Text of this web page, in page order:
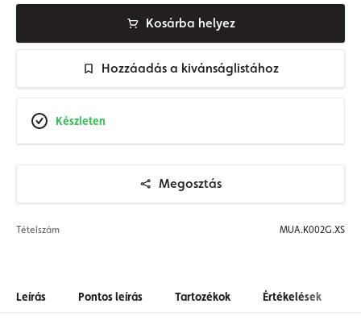
Kosárba helyez
Hozzáadás a kivánságlistához
Készleten
Megosztás
Tételszám MUA.K002G.XS
Leírás Pontos leírás Tartozékok Értékelések